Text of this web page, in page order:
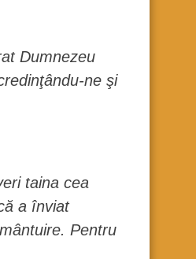
Dumnezeu
ne şi
taina cea
a înviat
Pentru